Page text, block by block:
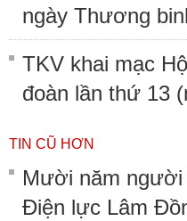
ngày Thương
TKV khai mạc
đoàn lần thứ 13
TIN CŨ HƠN
Mười năm
Điện lực Lâm